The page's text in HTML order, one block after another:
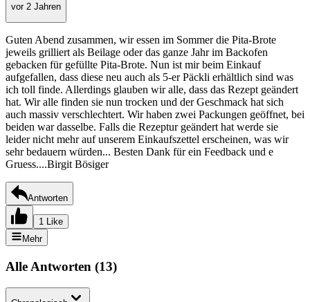
vor 2 Jahren
Guten Abend zusammen, wir essen im Sommer die Pita-Brote
jeweils grilliert als Beilage oder das ganze Jahr im Backofen
gebacken für gefüllte Pita-Brote. Nun ist mir beim Einkauf
aufgefallen, dass diese neu auch als 5-er Päckli erhältlich sind was
ich toll finde. Allerdings glauben wir alle, dass das Rezept geändert
hat. Wir alle finden sie nun trocken und der Geschmack hat sich
auch massiv verschlechtert. Wir haben zwei Packungen geöffnet, bei
beiden war dasselbe. Falls die Rezeptur geändert hat werde sie
leider nicht mehr auf unserem Einkaufszettel erscheinen, was wir
sehr bedauern würden... Besten Dank für ein Feedback und e
Gruess....Birgit Bösiger
Antworten
1 Like
Mehr
Alle Antworten (13)